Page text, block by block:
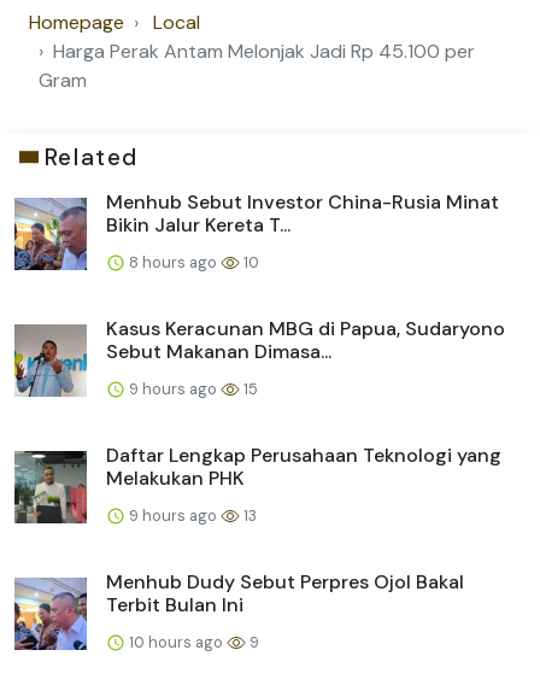
Homepage
Local
Harga Perak Antam Melonjak Jadi Rp 45.100 per
Gram
Related
Menhub Sebut Investor China-Rusia Minat
Bikin Jalur Kereta T...
8 hours ago 10
Kasus Keracunan MBG di Papua, Sudaryono
Sebut Makanan Dimasa...
9 hours ago 15
Daftar Lengkap Perusahaan Teknologi yang
Melakukan PHK
9 hours ago 13
Menhub Dudy Sebut Perpres Ojol Bakal
Terbit Bulan Ini
10 hours ago 9